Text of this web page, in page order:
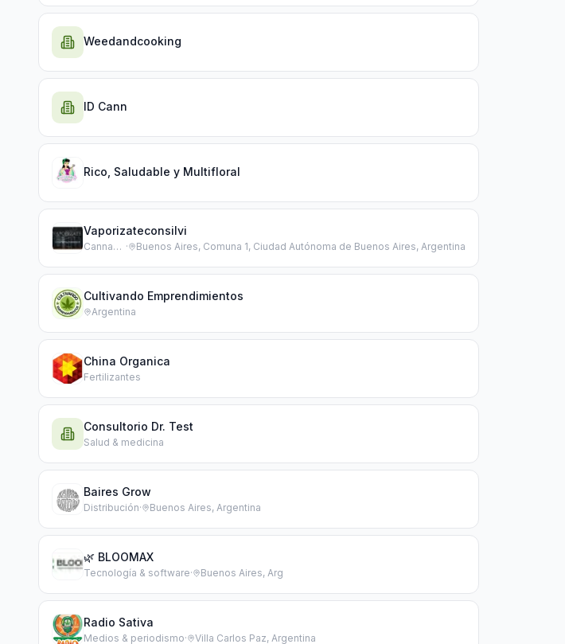
Weedandcooking
ID Cann
Rico, Saludable y Multifloral
Vaporizateconsilvi
Cannabis medicinal · Buenos Aires, Comuna 1, Ciudad Autónoma de Buenos Aires, Argentina
Cultivando Emprendimientos
Argentina
China Organica
Fertilizantes
Consultorio Dr. Test
Salud & medicina
Baires Grow
Distribución· Buenos Aires, Argentina
🌿 BLOOMAX
Tecnología & software· Buenos Aires, Arg
Radio Sativa
Medios & periodismo· Villa Carlos Paz, Argentina